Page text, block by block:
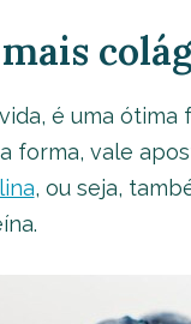
é uma
forma, vale
, ou seja,